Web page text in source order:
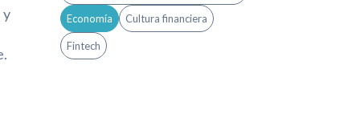
y
Economía Cultura financiera
Fintech